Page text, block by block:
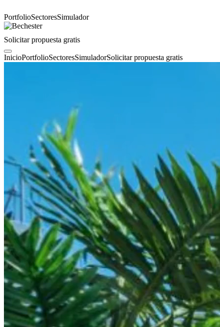
PortfolioSectoresSimulador
Solicitar propuesta gratis
InicioPortfolioSectoresSimuladorSolicitar propuesta gratis